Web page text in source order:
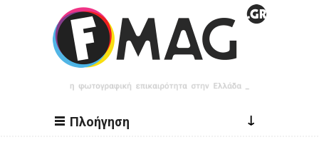
Παράκαμψη προς το κυρίως περιεχόμενο
Πλοήγηση ↓